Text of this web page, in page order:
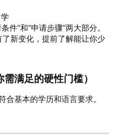
件”和“申请步骤”两大部分。
新变化，提前了解能让你少
满足的硬性门槛）
合基本的学历和语言要求。